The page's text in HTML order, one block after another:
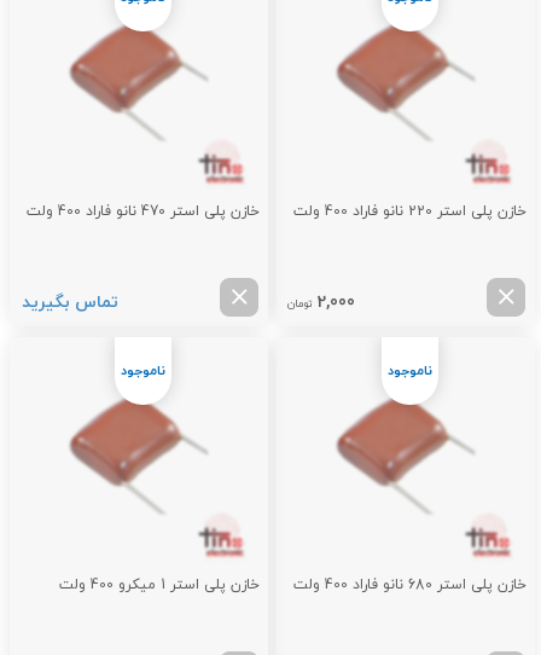
خازن پلی استر 220 نانو فاراد 400 ولت
2,000 تومان
خازن پلی استر 470 نانو فاراد 400 ولت
تماس بگیرید
خازن پلی استر 680 نانو فاراد 400 ولت خازن پلی استر 1 میکرو 400 ولت